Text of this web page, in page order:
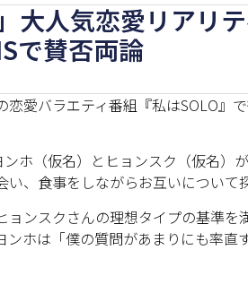
大人気恋愛リアリ
で賛否両論
愛バラエティ番組『私はSOLO』
ホ（仮名）とヒョンスク（仮名）
、食事をしながらお互いについて
ンスクさんの理想タイプの基準を
ホは「僕の質問があまりにも率直